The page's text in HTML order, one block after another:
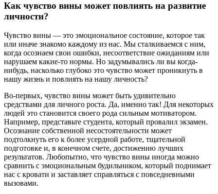
Как чувство вины может повлиять на развитие
личности?
Чувство вины — это эмоциональное состояние, которое так
или иначе знакомо каждому из нас. Мы сталкиваемся с ним,
когда осознаем свои ошибки, несоответствие ожиданиям или
нарушаем какие-то нормы. Но задумывались ли вы когда-
нибудь, насколько глубоко это чувство может проникнуть в
нашу жизнь и повлиять на нашу личность?
Во-первых, чувство вины может быть удивительно
средствами для личного роста. Да, именно так! Для некоторых
людей это становится своего рода сильным мотиватором.
Например, представьте студента, который провалил экзамен.
Осознание собственной несостоятельности может
подтолкнуть его к более усердной работе, тщательной
подготовке и, в конечном счете, достижению лучших
результатов. Любопытно, что чувство вины иногда можно
сравнить с эмоциональным будильником, который поднимает
нас с кровати и заставляет справляться с повседневными
вызовами.